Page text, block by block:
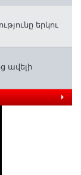
երկու
ավելի